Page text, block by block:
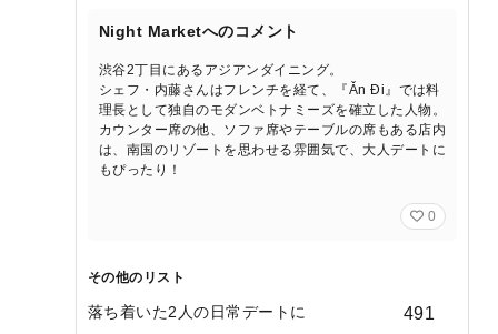
Night Marketへのコメント
渋谷2丁目にあるアジアンダイニング。
シェフ・内藤さんはフレンチを経て、『Ǎn Ði』では料
理長として独自のモダンベトナミーズを確立した人物。
カウンター席の他、ソファ席やテーブルの席もある店内
は、南国のリゾートを思わせる雰囲気で、大人デートに
もぴったり！
0
その他のリスト
落ち着いた2人の日常デートに 491